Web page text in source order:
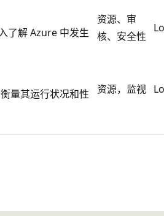
了解 Azure 中发生
资源、审
核、安全性
量其运行状况和性
资源，监视